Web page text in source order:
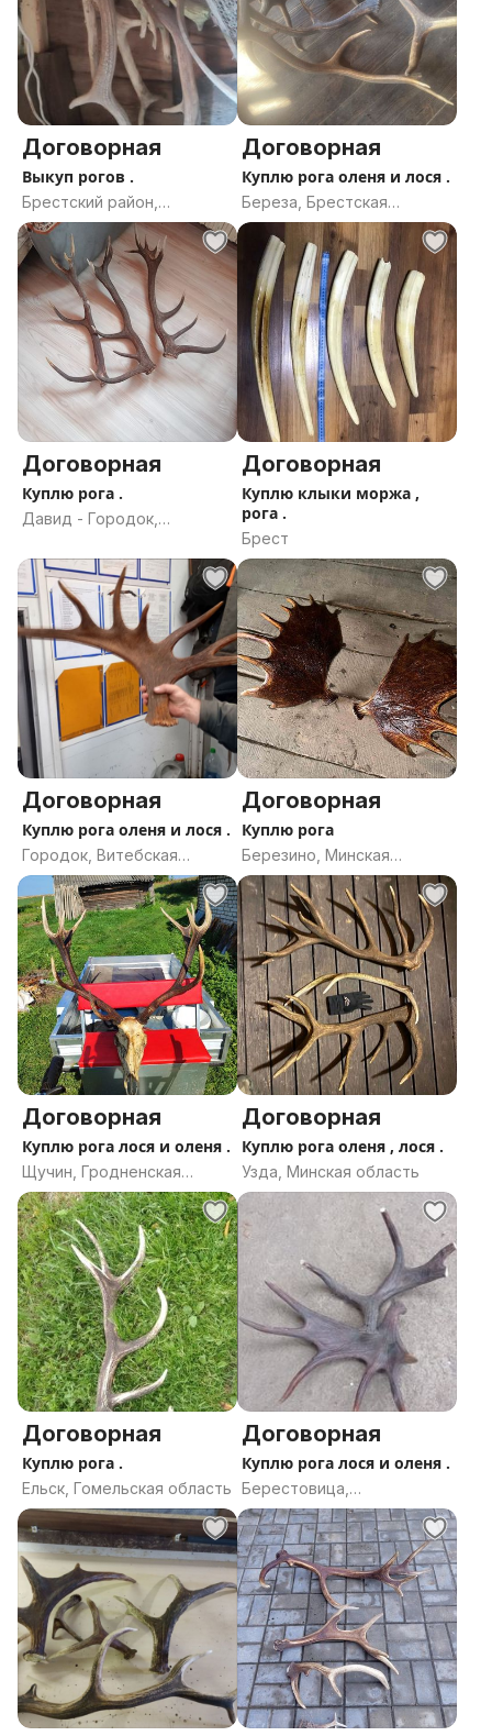
Договорная
Выкуп рогов .
Брестский район,
Брестская область
Договорная
Куплю рога оленя и лося .
Береза, Брестская
область
Договорная
Куплю рога .
Давид - Городок,
Договорная
Куплю клыки моржа ,
рога .
Брест
Договорная
Куплю рога оленя и лося .
Городок, Витебская
область
Договорная
Куплю рога
Березино, Минская
область
Договорная
Куплю рога лося и оленя .
Щучин, Гродненская
область
Договорная
Куплю рога оленя , лося .
Узда, Минская область
Договорная
Куплю рога .
Ельск, Гомельская область
Договорная
Куплю рога лося и оленя .
Берестовица,
Гродненская область